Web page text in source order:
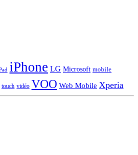
iPhone LG Microsoft mobile
touch vidéo VOO Web Mobile Xperia